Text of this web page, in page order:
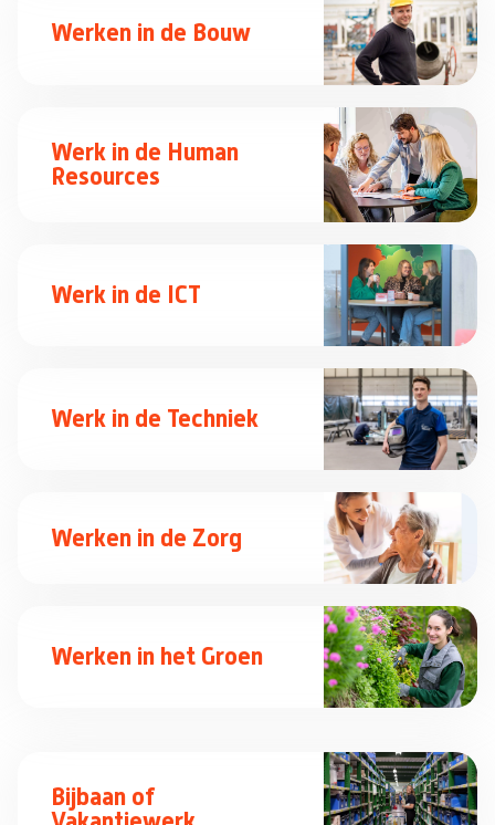
Werken in de Bouw
Werk in de Human
Resources
Werk in de ICT
Werk in de Techniek
Werken in de Zorg
Werken in het Groen
Bijbaan of